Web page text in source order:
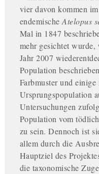
vier davon kommen
endemischeAtelopus
Mal in 1847
mehr gesichtet
Jahr 2007
Population
Farbmuster und
Ursprungspopulation
Untersuchungen
Population vom
zu sein. Dennoch ist
allem durch die
Hauptziel des
die taxonomische